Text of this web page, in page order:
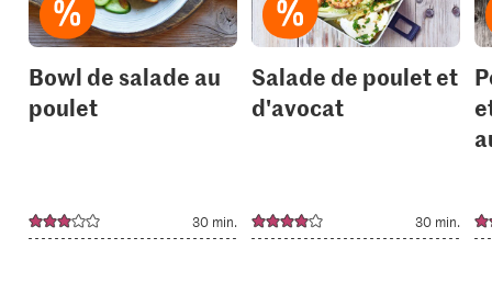
Bowl de salade au
poulet
30 min.
Salade de poulet et
d'avocat
30 min.